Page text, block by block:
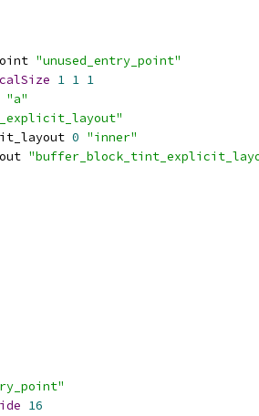
"unused_entry_point"
1 1 1
"a"
0 "inner"
16